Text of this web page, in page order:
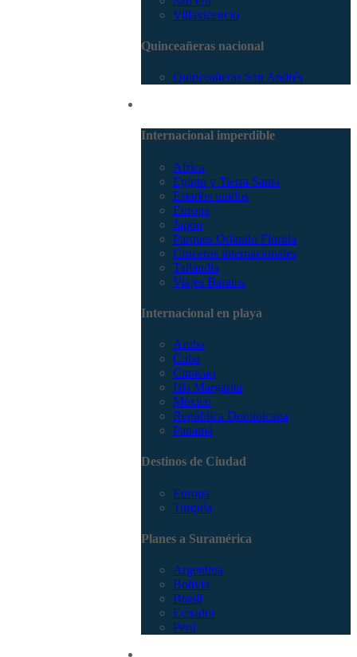
Villavicencio
Quinceañeras nacional
Quinceañeras San Andrés
Internacional imperdible
Africa
Egipto y Tierra Santa
Estados unidos
Europa
Japón
Parques Orlando Florida
Cruceros internacionales
Tailandia
Viajes Baratos
Internacional en playa
Aruba
Cuba
Curacao
Isla Margarita
México
República Dominicana
Panamá
Destinos de Ciudad
Europa
Turquía
Planes a Suramérica
Argentina
Bolivia
Brasil
Ecuador
Perú